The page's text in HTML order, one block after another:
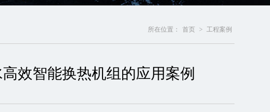
所在位置： 首页 > 工程案例
效智能换热机组的应用案例